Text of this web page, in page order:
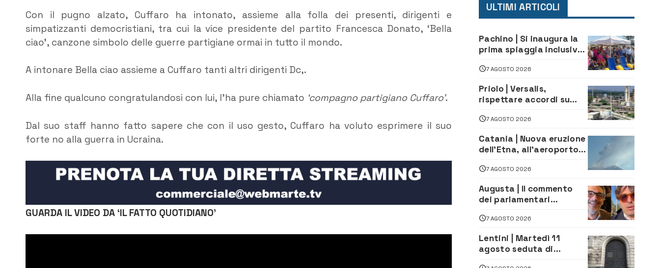
Con il pugno alzato, Cuffaro ha intonato, assieme alla folla dei presenti, dirigenti e
simpatizzanti democristiani, tra cui la vice presidente del partito Francesca Donato, ‘Bella
ciao’, canzone simbolo delle guerre partigiane ormai in tutto il mondo.
A intonare Bella ciao assieme a Cuffaro tanti altri dirigenti Dc,.
Alla fine qualcuno congratulandosi con lui, l’ha pure chiamato ‘compagno partigiano Cuffaro’.
Dal suo staff hanno fatto sapere che con il uso gesto, Cuffaro ha voluto esprimere il suo
forte no alla guerra in Ucraina.
GUARDA IL VIDEO DA ‘IL FATTO QUOTIDIANO’
ULTIMI ARTICOLI
Pachino | Si inaugura la
prima spiaggia inclusiva
assistenza e prevenzione
aperte a tutti
7 AGOSTO 2026
Priolo | Versalis,
rispettare accordi su
lavoro. Il sindaco scrive
alla società
7 AGOSTO 2026
Catania | Nuova eruzione
dell’Etna, all’aeroporto
dirottati
7 AGOSTO 2026
Augusta | Il commento
dei parlamentari
firma del contatto per il
depuratore
7 AGOSTO 2026
Lentini | Martedì 11
agosto seduta di